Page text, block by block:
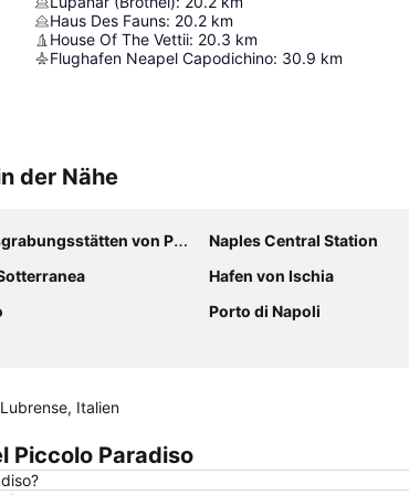
Haus Des Fauns: 20.2 km
House Of The Vettii: 20.3 km
Flughafen Neapel Capodichino: 30.9 km
der Nähe
von Pompeji Naples Central Station
Hafen von Ischia
Porto di Napoli
Italien
Piccolo Paradiso